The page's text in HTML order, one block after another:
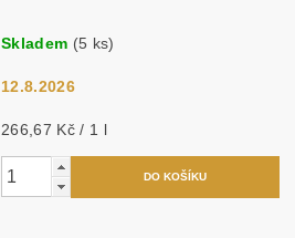
Skladem (5 ks)
12.8.2026
266,67 Kč / 1 l